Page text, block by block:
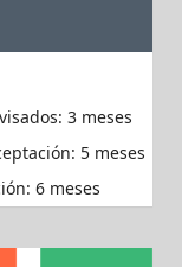
3 meses
5 meses
6 meses